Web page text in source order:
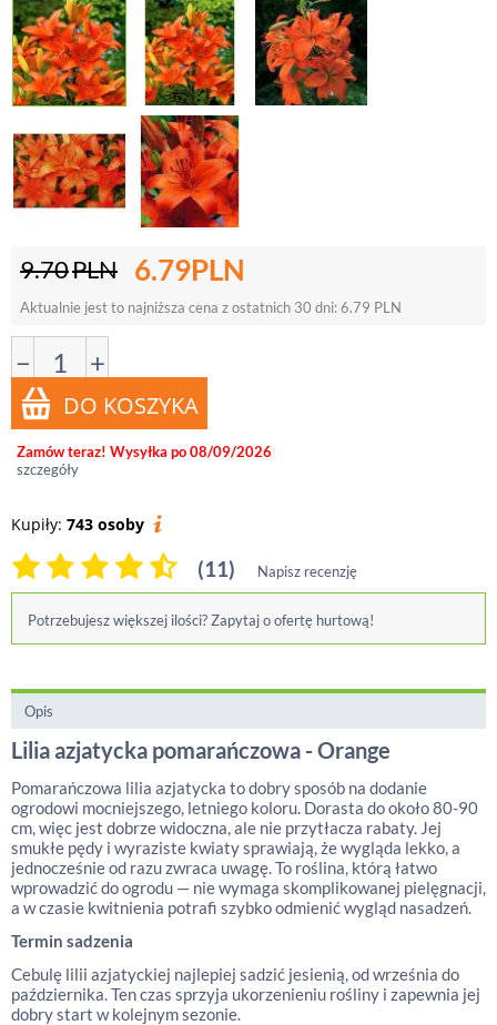
9.70PLN 6.79PLN
Aktualnie jest to najniższa cena z ostatnich 30 dni:6.79 PLN
− +
Zamów teraz! Wysyłka po 08/09/2026
szczegóły
Kupiły: 743 osoby
(11) Napisz recenzję
Potrzebujesz większej ilości? Zapytaj o ofertę hurtową!
Opis
Lilia azjatycka pomarańczowa - Orange
Pomarańczowa lilia azjatycka to dobry sposób na dodanie
ogrodowi mocniejszego, letniego koloru. Dorasta do około 80-90
cm, więc jest dobrze widoczna, ale nie przytłacza rabaty. Jej
smukłe pędy i wyraziste kwiaty sprawiają, że wygląda lekko, a
jednocześnie od razu zwraca uwagę. To roślina, którą łatwo
wprowadzić do ogrodu — nie wymaga skomplikowanej pielęgnacji,
a w czasie kwitnienia potrafi szybko odmienić wygląd nasadzeń.
Termin sadzenia
Cebulę lilii azjatyckiej najlepiej sadzić jesienią, od września do
października. Ten czas sprzyja ukorzenieniu rośliny i zapewnia jej
dobry start w kolejnym sezonie.